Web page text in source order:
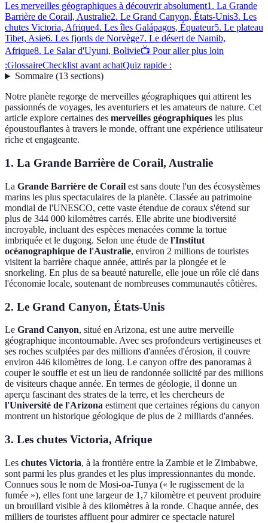
Les merveilles géographiques à découvrir absolument1. La Grande
Barrière de Corail, Australie2. Le Grand Canyon, États-Unis3. Les
chutes Victoria, Afrique4. Les îles Galápagos, Équateur5. Le plateau
Tibet, Asie6. Les fjords de Norvège7. Le désert de Namib,
Afrique8. Le Salar d'Uyuni, Bolivie📺 Pour aller plus loin
:GlossaireChecklist avant achatQuiz rapide :
Sommaire(13 sections)
Notre planète regorge de merveilles géographiques qui attirent les
passionnés de voyages, les aventuriers et les amateurs de nature. Cet
article explore certaines des merveilles géographiques les plus
époustouflantes à travers le monde, offrant une expérience utilisateur
riche et engageante.
1. La Grande Barrière de Corail, Australie
La Grande Barrière de Corail est sans doute l'un des écosystèmes
marins les plus spectaculaires de la planète. Classée au patrimoine
mondial de l'UNESCO, cette vaste étendue de coraux s'étend sur
plus de 344 000 kilomètres carrés. Elle abrite une biodiversité
incroyable, incluant des espèces menacées comme la tortue
imbriquée et le dugong. Selon une étude de l'Institut
océanographique de l'Australie, environ 2 millions de touristes
visitent la barrière chaque année, attirés par la plongée et le
snorkeling. En plus de sa beauté naturelle, elle joue un rôle clé dans
l'économie locale, soutenant de nombreuses communautés côtières.
2. Le Grand Canyon, États-Unis
Le Grand Canyon, situé en Arizona, est une autre merveille
géographique incontournable. Avec ses profondeurs vertigineuses et
ses roches sculptées par des millions d'années d'érosion, il couvre
environ 446 kilomètres de long. Le canyon offre des panoramas à
couper le souffle et est un lieu de randonnée sollicité par des millions
de visiteurs chaque année. En termes de géologie, il donne un
aperçu fascinant des strates de la terre, et les chercheurs de
l'Université de l'Arizona estiment que certaines régions du canyon
montrent un historique géologique de plus de 2 milliards d'années.
3. Les chutes Victoria, Afrique
Les chutes Victoria, à la frontière entre la Zambie et le Zimbabwe,
sont parmi les plus grandes et les plus impressionnantes du monde.
Connues sous le nom de Mosi-oa-Tunya (« le rugissement de la
fumée »), elles font une largeur de 1,7 kilomètre et peuvent produire
un brouillard visible à des kilomètres à la ronde. Chaque année, des
milliers de touristes affluent pour admirer ce spectacle naturel